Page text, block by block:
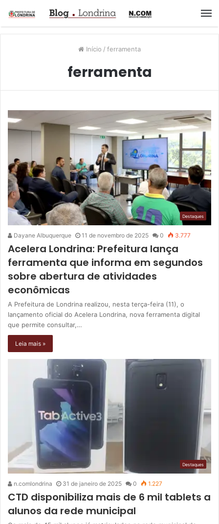
Início / ferramenta
ferramenta
Destaques
Dayane Albuquerque 11 de novembro de 2025 0 3.777
Acelera Londrina: Prefeitura lança
ferramenta que informa em segundos
sobre abertura de atividades
econômicas
A Prefeitura de Londrina realizou, nesta terça-feira (11), o
lançamento oficial do Acelera Londrina, nova ferramenta digital
que permite consultar,…
Leia mais »
Destaques
n.comlondrina 31 de janeiro de 2025 0 1.227
CTD disponibiliza mais de 6 mil tablets a
alunos da rede municipal